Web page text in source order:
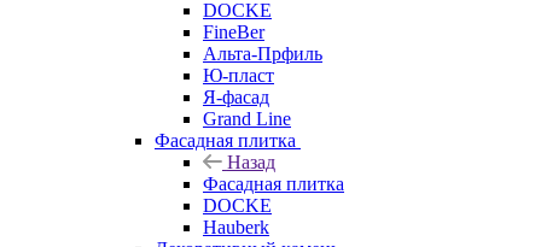
DOCKE
FineBer
Альта-Прфиль
Ю-пласт
Я-фасад
Grand Line
Фасадная плитка
Назад
Фасадная плитка
DOCKE
Hauberk